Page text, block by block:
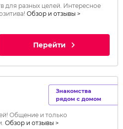
для разных целей. Интересное
Обзор и отзывы >
Перейти
Знакомства
рядом с домом
Общение и только
Обзор и отзывы >